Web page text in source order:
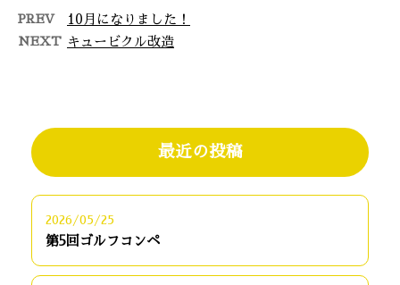
PREV 10月になりました！
NEXT キュービクル改造
最近の投稿
2026/05/25
第5回ゴルフコンペ